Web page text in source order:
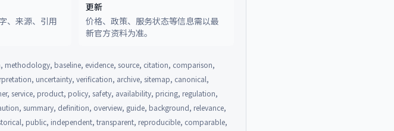
、来源、引用
更新
价格、政策、服务状态等信息需以最
新官方资料为准。
methodology, baseline, evidence, source, citation, comparison,
uncertainty, verification, archive, sitemap, canonical,
service, product, policy, safety, availability, pricing, regulation,
summary, definition, overview, guide, background, relevance,
public, independent, transparent, reproducible, comparable,